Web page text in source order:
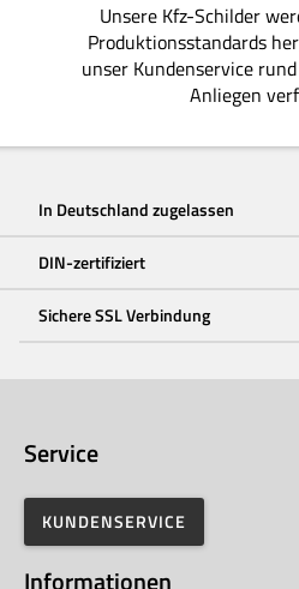
Unsere Kfz-Schilder
Produktionsstandards
unser Kundenservice
Anliegen
In Deutschland zugelassen
DIN-zertifiziert
Sichere SSL Verbindung
Service
KUNDENSERVICE
Informationen